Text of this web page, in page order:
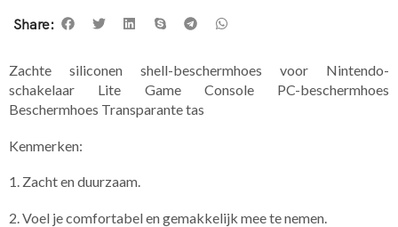
Share:
Zachte siliconen shell-beschermhoes voor Nintendo-
schakelaar Lite Game Console PC-beschermhoes
Beschermhoes Transparante tas
Kenmerken:
1. Zacht en duurzaam.
2. Voel je comfortabel en gemakkelijk mee te nemen.